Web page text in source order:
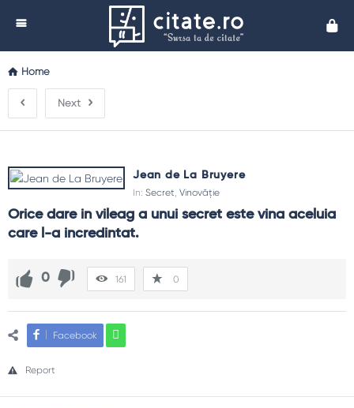
Home
Next
Jean de La Bruyere
In: Secret, Vinovăție
Orice dare in vileag a unui secret este vina aceluia
care l-a incredintat.
0 161 0
Facebook
Report